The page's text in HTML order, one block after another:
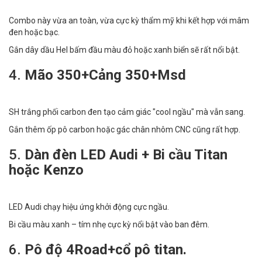
Combo này vừa an toàn, vừa cực kỳ thẩm mỹ khi kết hợp với mâm
đen hoặc bạc.
Gắn dây dầu Hel bấm đầu màu đỏ hoặc xanh biển sẽ rất nổi bật.
4. Mão 350+Cảng 350+Msd
SH trắng phối carbon đen tạo cảm giác "cool ngầu" mà vẫn sang.
Gắn thêm ốp pô carbon hoặc gác chân nhôm CNC cũng rất hợp.
5. Dàn đèn LED Audi + Bi cầu Titan
hoặc Kenzo
LED Audi chạy hiệu ứng khởi động cực ngầu.
Bi cầu màu xanh – tím nhẹ cực kỳ nổi bật vào ban đêm.
6. Pô độ 4Road+cổ pô titan.